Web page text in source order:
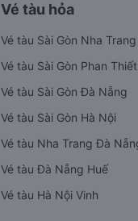
Vé tàu hỏa
Vé tàu Sài Gòn Nha Trang
Vé tàu Sài Gòn Phan Thiết
Vé tàu Sài Gòn Đà Nẵng
Vé tàu Sài Gòn Hà Nội
Vé tàu Nha Trang Đà
Vé tàu Đà Nẵng Huế
Vé tàu Hà Nội Vinh